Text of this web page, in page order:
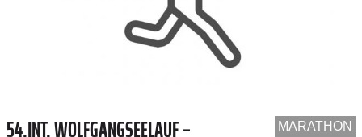
MARATHON
54.INT. WOLFGANGSEELAUF –